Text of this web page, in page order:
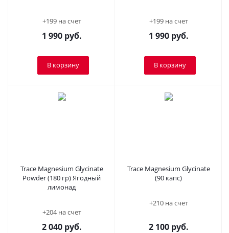
+199 на счет
1 990руб.
В корзину
+199 на счет
1 990руб.
В корзину
Trace Magnesium Glycinate
Powder (180 гр) Ягодный
лимонад
+204 на счет
2 040руб.
Trace Magnesium Glycinate
(90 капс)
+210 на счет
2 100руб.